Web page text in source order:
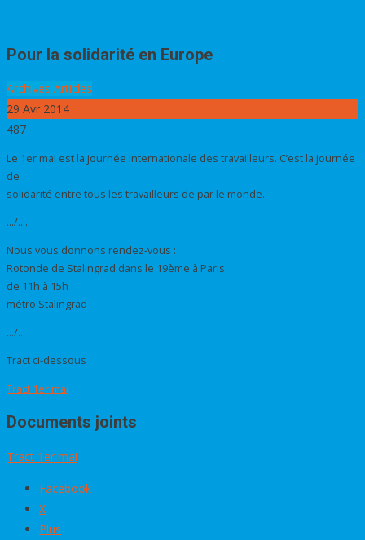
Pour la solidarité en Europe
Archives Articles
29 Avr 2014
487
Le 1er mai est la journée internationale des travailleurs. C’est la journée
de
solidarité entre tous les travailleurs de par le monde.
…/….
Nous vous donnons rendez-vous :
Rotonde de Stalingrad dans le 19ème à Paris
de 11h à 15h
métro Stalingrad
…/…
Tract ci-dessous :
Tract 1er mai
Documents joints
Tract 1er mai
Facebook
X
Plus